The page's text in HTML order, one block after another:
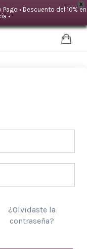
X
• Descuento del 10% en
•
¿Olvidaste la
contraseña?